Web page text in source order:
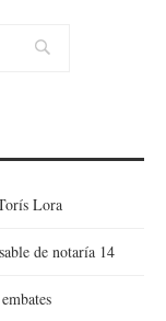
Lora
de notaría 14